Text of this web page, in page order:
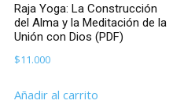
Raja Yoga: La Construcción
del Alma y la Meditación de la
Unión con Dios (PDF)
$11.000
Añadir al carrito